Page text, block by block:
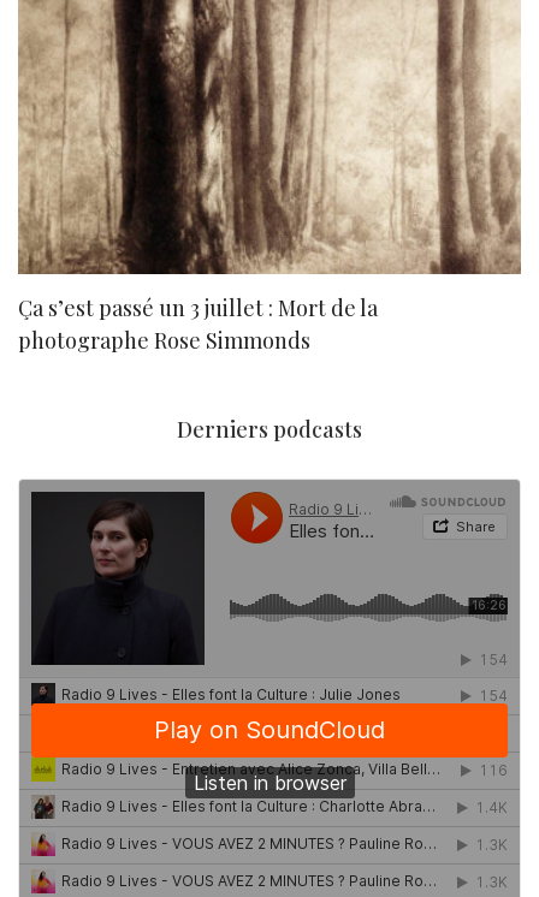
Ça s’est passé un 3 juillet : Mort de la
photographe Rose Simmonds
Derniers podcasts